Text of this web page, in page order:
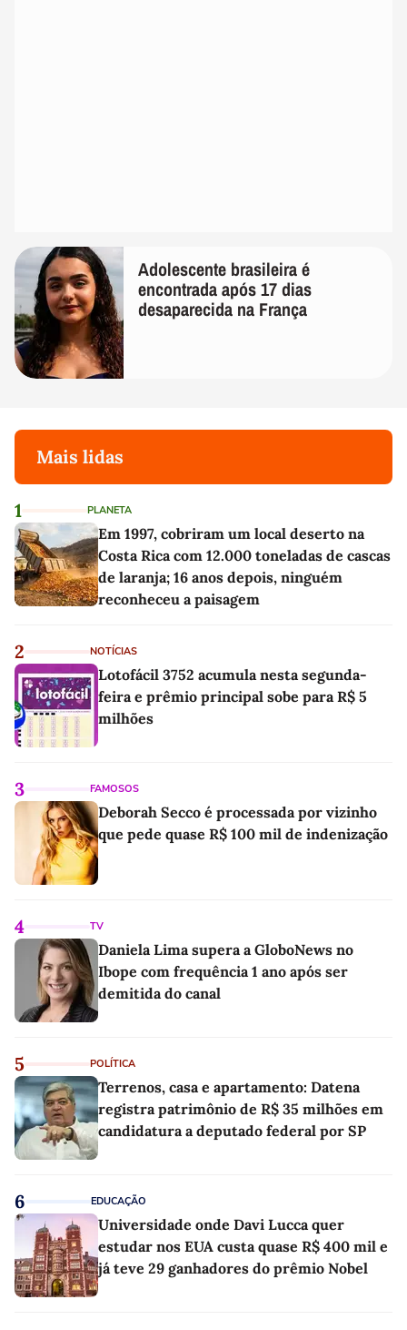
Adolescente brasileira é
encontrada após 17 dias
desaparecida na França
Mais lidas
1 PLANETA
Em 1997, cobriram um local deserto na
Costa Rica com 12.000 toneladas de cascas
de laranja; 16 anos depois, ninguém
reconheceu a paisagem
2 NOTÍCIAS
Lotofácil 3752 acumula nesta segunda-
feira e prêmio principal sobe para R$ 5
milhões
3 FAMOSOS
Deborah Secco é processada por vizinho
que pede quase R$ 100 mil de indenização
4 TV
Daniela Lima supera a GloboNews no
Ibope com frequência 1 ano após ser
demitida do canal
5 POLÍTICA
Terrenos, casa e apartamento: Datena
registra patrimônio de R$ 35 milhões em
candidatura a deputado federal por SP
6 EDUCAÇÃO
Universidade onde Davi Lucca quer
estudar nos EUA custa quase R$ 400 mil e
já teve 29 ganhadores do prêmio Nobel